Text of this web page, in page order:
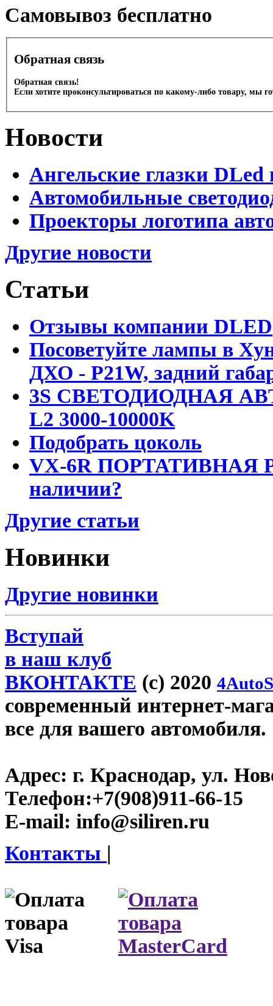
Cамовывоз бесплатно
Обратная связь
Обратная связь!
Если хотите проконсультироваться по какому-либо товару, мы
Новости
Ангельские глазки DLed
Автомобильные
Проекторы логотипа
Другие новости
Статьи
Отзывы компании DLED
Посоветуйте лампы в
ДХО - P21W, задний
3S СВЕТОДИОДНАЯ
L2 3000-10000K
Подобрать цоколь
VX-6R ПОРТАТИВНАЯ
наличии?
Другие статьи
Новинки
Другие новинки
Вступай
в наш клуб
ВКОНТАКТЕ (c) 2020
современный интернет-
все для вашего автомобиля.
Адрес: г. Краснодар, ул.
Телефон:+7(908)911-66-15
E-mail: info@siliren.ru
Контакты |